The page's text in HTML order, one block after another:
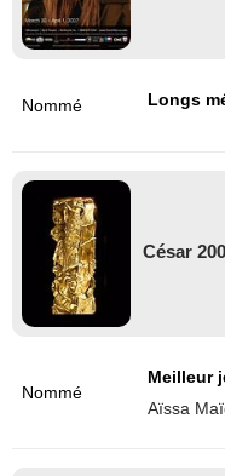
Nommé Longs
César
Nommé
Meilleur
Aïssa